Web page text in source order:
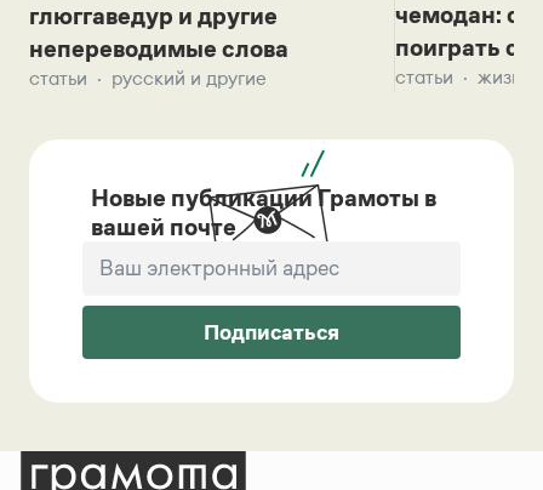
глюггаведур и другие
непереводимые слова
статьи русский и другие
чемодан:
поиграть с
статьи жизнь
Новые публикации Грамоты в
вашей почте
Подписаться